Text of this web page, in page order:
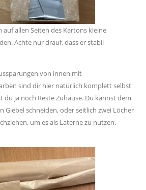
allen Seiten des Kartons kleine
Achte nur drauf, dass er stabil
von innen mit
sind dir hier natürlich komplett selbst
du ja noch Reste Zuhause. Du kannst dem
Giebel schneiden, oder seitlich zwei Löcher
um es als Laterne zu nutzen.